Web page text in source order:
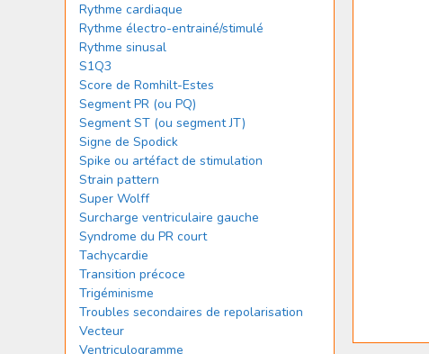
Rythme cardiaque
Rythme électro-entrainé/stimulé
Rythme sinusal
S1Q3
Score de Romhilt-Estes
Segment PR (ou PQ)
Segment ST (ou segment JT)
Signe de Spodick
Spike ou artéfact de stimulation
Strain pattern
Super Wolff
Surcharge ventriculaire gauche
Syndrome du PR court
Tachycardie
Transition précoce
Trigéminisme
Troubles secondaires de repolarisation
Vecteur
Ventriculogramme